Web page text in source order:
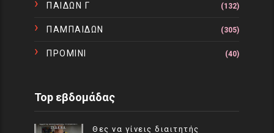
ΠΑΙΔΩΝ Γ (132)
ΠΑΜΠΑΙΔΩΝ (305)
ΠΡΟΜΙΝΙ (40)
Top εβδομάδας
Θες να γίνεις διαιτητής